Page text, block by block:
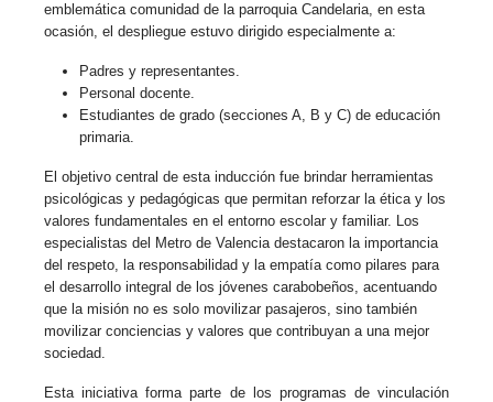
emblemática comunidad de la parroquia Candelaria, en esta
ocasión, el despliegue estuvo dirigido especialmente a:
Padres y representantes.
Personal docente.
Estudiantes de grado (secciones A, B y C) de educación
primaria.
El objetivo central de esta inducción fue brindar herramientas
psicológicas y pedagógicas que permitan reforzar la ética y los
valores fundamentales en el entorno escolar y familiar. Los
especialistas del Metro de Valencia destacaron la importancia
del respeto, la responsabilidad y la empatía como pilares para
el desarrollo integral de los jóvenes carabobeños, acentuando
que la misión no es solo movilizar pasajeros, sino también
movilizar conciencias y valores que contribuyan a una mejor
sociedad.
Esta iniciativa forma parte de los programas de vinculación